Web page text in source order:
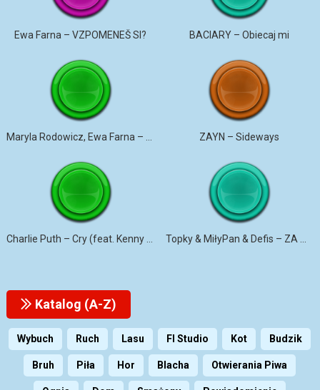
Ewa Farna – VZPOMENEŠ SI? BACIARY – Obiecaj mi
ZAYN – Sideways
Katalog (A-Z)
Wybuch Ruch Lasu Fl Studio Kot Budzik
Bruh Piła Hor Blacha Otwierania Piwa